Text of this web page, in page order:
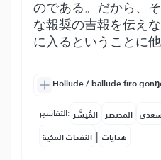
のである。だから、
な報奨の吉報を伝え
に入るということに他
Hollude /
التفاسير: المُيسَّر المختصر
النفحات المكية | هدايات